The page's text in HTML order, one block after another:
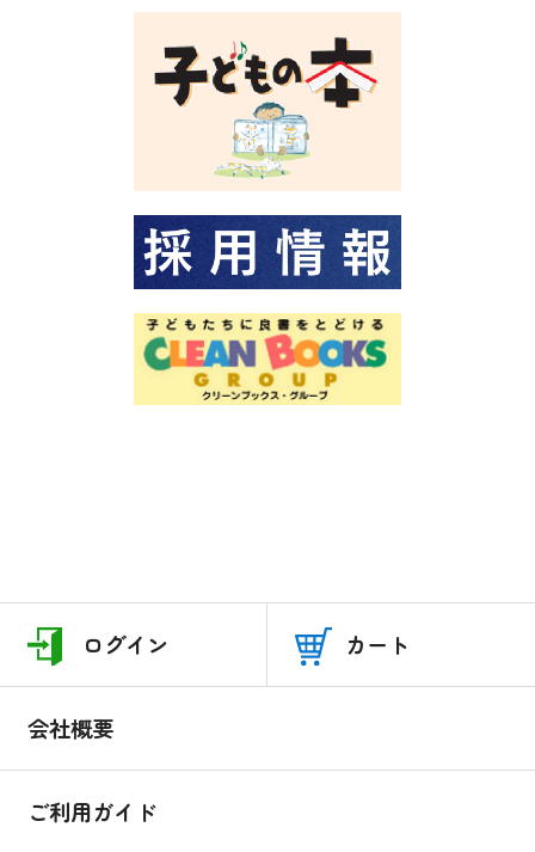
ログイン カート
会社概要
ご利用ガイド